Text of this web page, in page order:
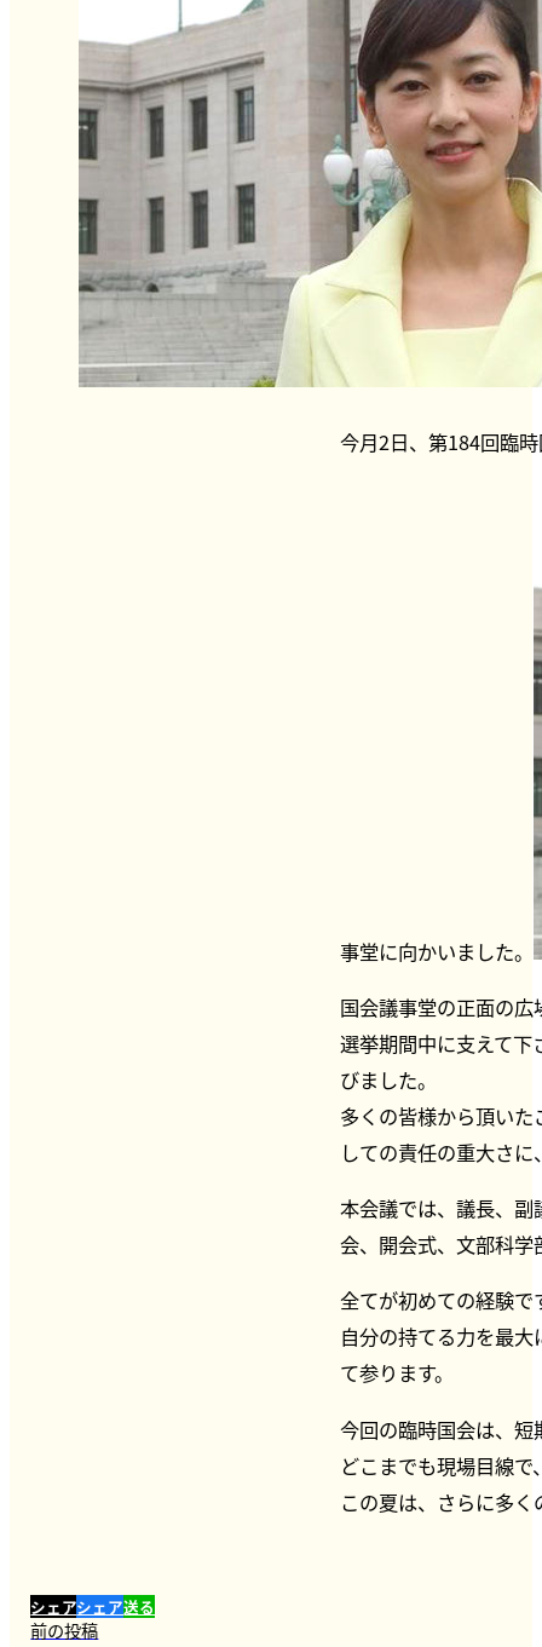
今月2日、第184回臨
事堂に向かいました。
国会議事堂の正面の
選挙期間中に支えて
びました。
多くの皆様から頂い
しての責任の重大さ
本会議では、議長、
会、開会式、文部科
全てが初めての経験
自分の持てる力を最
て参ります。
今回の臨時国会は、
どこまでも現場目線
この夏は、さらに多
シェアシェア送る
前の投稿